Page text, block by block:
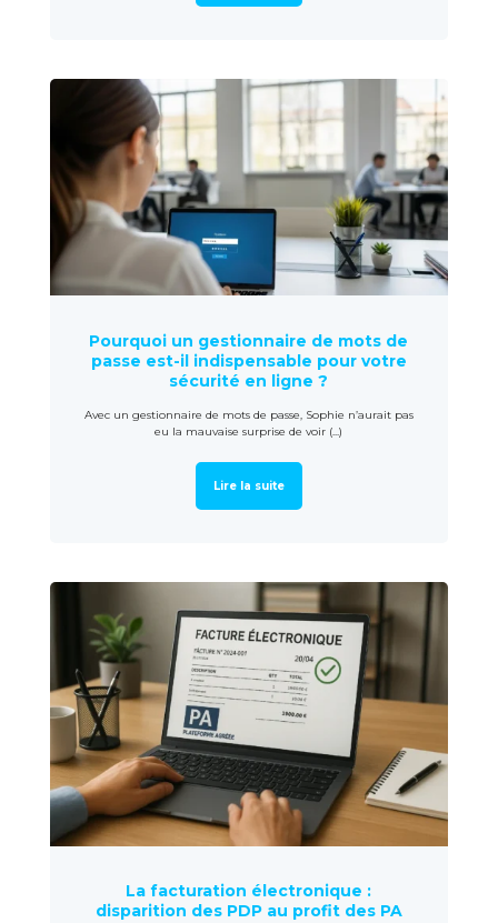
Pourquoi un gestionnaire de mots de
passe est-il indispensable pour votre
sécurité en ligne ?
Avec un gestionnaire de mots de passe, Sophie n’aurait pas
eu la mauvaise surprise de voir (...)
Lire la suite
La facturation électronique :
disparition des PDP au profit des PA